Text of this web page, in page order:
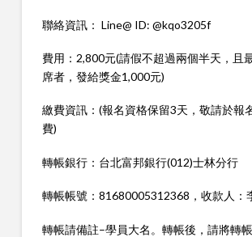
聯絡資訊： Line@ ID: @kqo3205f
費用：2,800元(請假不超過兩個半天，且
席者，發給獎金1,000元)
繳費資訊：(報名資格保留3天，敬請於報
費)
轉帳銀行：台北富邦銀行(012)士林分行
轉帳帳號：81680005312368，收款人：
轉帳請備註–學員大名。轉帳後，請將轉